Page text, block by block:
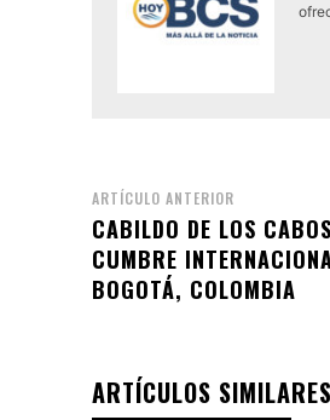
ARTÍCULO ANTERIOR
CABILDO DE LOS
CUMBRE
BOGOTÁ, COLOMBIA
ARTÍCULOS SIMILARES